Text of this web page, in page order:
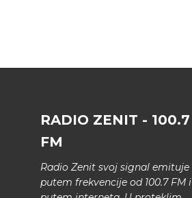
RADIO ZENIT - 100.7
FM
Radio Zenit svoj signal emituje
putem frekvencije od 100.7 FM i